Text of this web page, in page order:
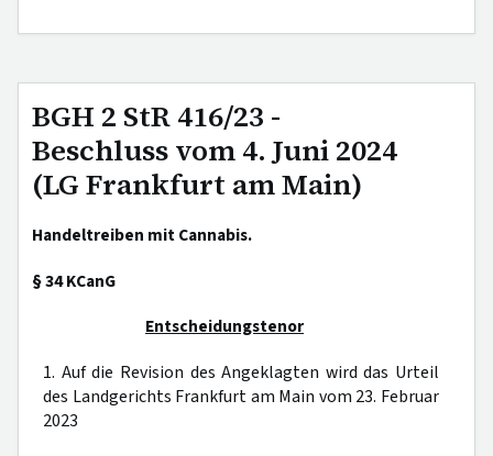
BGH 2 StR 416/23 -
Beschluss vom 4. Juni 2024
(LG Frankfurt am Main)
Handeltreiben mit Cannabis.
§ 34 KCanG
Entscheidungstenor
1. Auf die Revision des Angeklagten wird das Urteil
des Landgerichts Frankfurt am Main vom 23. Februar
2023